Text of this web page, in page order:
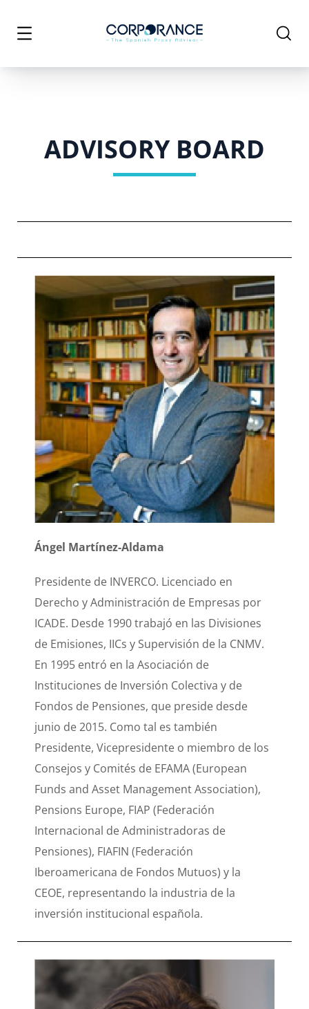
ADVISORY BOARD
Ángel Martínez-Aldama
Presidente de INVERCO. Licenciado en
Derecho y Administración de Empresas por
ICADE. Desde 1990 trabajó en las Divisiones
de Emisiones, IICs y Supervisión de la CNMV.
En 1995 entró en la Asociación de
Instituciones de Inversión Colectiva y de
Fondos de Pensiones, que preside desde
junio de 2015. Como tal es también
Presidente, Vicepresidente o miembro de los
Consejos y Comités de EFAMA (European
Funds and Asset Management Association),
Pensions Europe, FIAP (Federación
Internacional de Administradoras de
Pensiones), FIAFIN (Federación
Iberoamericana de Fondos Mutuos) y la
CEOE, representando la industria de la
inversión institucional española.